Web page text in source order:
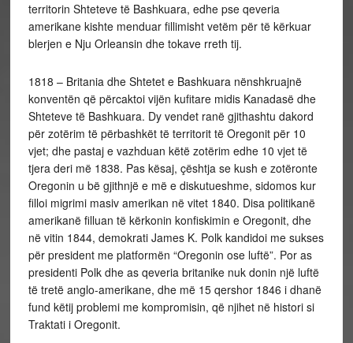
territorin Shteteve të Bashkuara, edhe pse qeveria
amerikane kishte menduar fillimisht vetëm për të kërkuar
blerjen e Nju Orleansin dhe tokave rreth tij.
1818 – Britania dhe Shtetet e Bashkuara nënshkruajnë
konventën që përcaktoi vijën kufitare midis Kanadasë dhe
Shteteve të Bashkuara. Dy vendet ranë gjithashtu dakord
për zotërim të përbashkët të territorit të Oregonit për 10
vjet; dhe pastaj e vazhduan këtë zotërim edhe 10 vjet të
tjera deri më 1838. Pas kësaj, çështja se kush e zotëronte
Oregonin u bë gjithnjë e më e diskutueshme, sidomos kur
filloi migrimi masiv amerikan në vitet 1840. Disa politikanë
amerikanë filluan të kërkonin konfiskimin e Oregonit, dhe
në vitin 1844, demokrati James K. Polk kandidoi me sukses
për president me platformën “Oregonin ose luftë”. Por as
presidenti Polk dhe as qeveria britanike nuk donin një luftë
të tretë anglo-amerikane, dhe më 15 qershor 1846 i dhanë
fund këtij problemi me kompromisin, që njihet në histori si
Traktati i Oregonit.